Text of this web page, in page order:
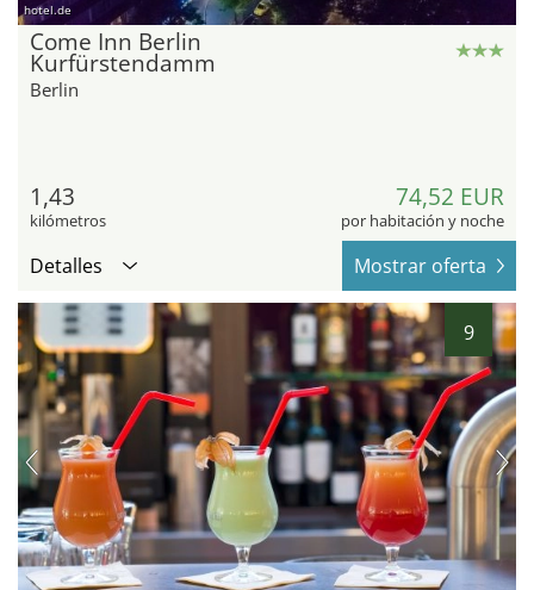
hotel.de
Come Inn Berlin
Kurfürstendamm
Berlin
1,43
kilómetros
74,52 EUR
por habitación y noche
Detalles Mostrar oferta
9